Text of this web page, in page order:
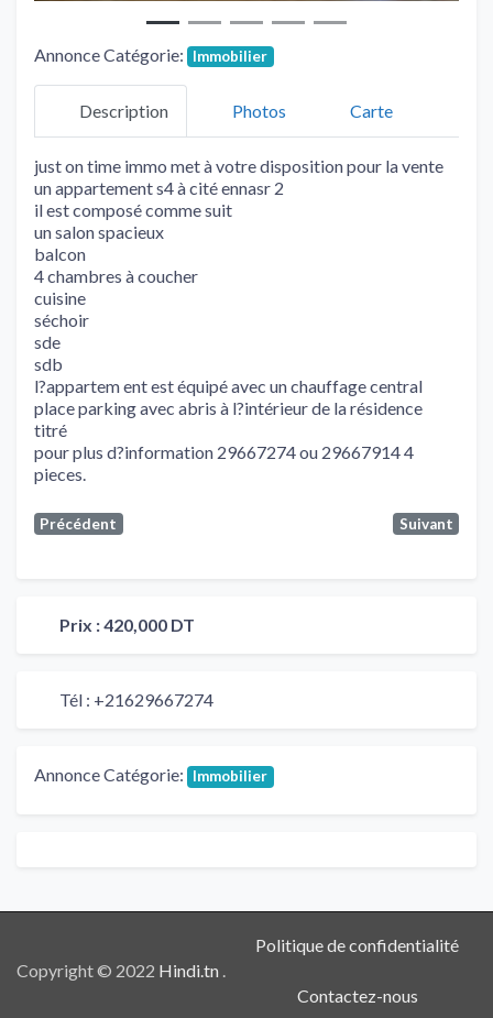
Annonce Catégorie: Immobilier
Description Photos Carte
just on time immo met à votre disposition pour la vente
un appartement s4 à cité ennasr 2
il est composé comme suit
un salon spacieux
balcon
4 chambres à coucher
cuisine
séchoir
sde
sdb
l?appartem ent est équipé avec un chauffage central
place parking avec abris à l?intérieur de la résidence
titré
pour plus d?information 29667274 ou 29667914 4
pieces.
Précédent Suivant
Prix :420,000 DT
Tél : +21629667274
Annonce Catégorie: Immobilier
Copyright © 2022 Hindi.tn .
Politique de confidentialité
Contactez-nous